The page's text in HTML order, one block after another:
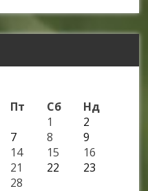
Пт Сб
Нд
1
2
7 8
9
14 15
16
21 22
23
28